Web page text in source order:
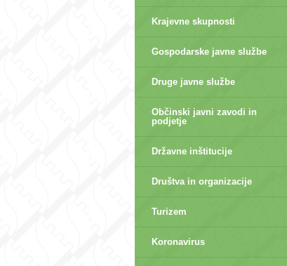
Krajevne skupnosti
Gospodarske javne službe
Druge javne službe
Občinski javni zavodi in
podjetje
Državne inštitucije
Društva in organizacije
Turizem
Koronavirus